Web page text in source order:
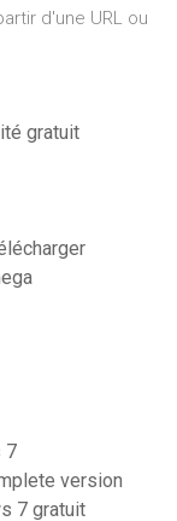
d'une URL ou
gratuit
7
version
7 gratuit